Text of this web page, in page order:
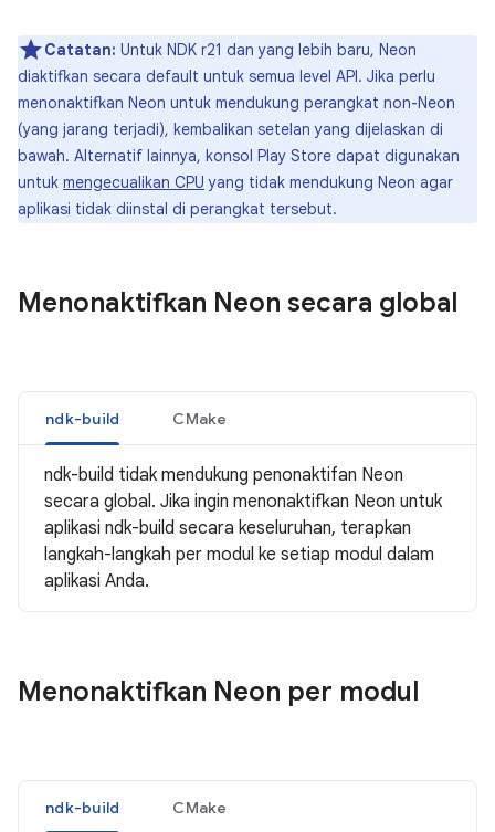
Catatan: Untuk NDK r21 dan yang lebih baru, Neon
diaktifkan secara default untuk semua level API. Jika perlu
menonaktifkan Neon untuk mendukung perangkat non-Neon
(yang jarang terjadi), kembalikan setelan yang dijelaskan di
bawah. Alternatif lainnya, konsol Play Store dapat digunakan
untuk mengecualikan CPU yang tidak mendukung Neon agar
aplikasi tidak diinstal di perangkat tersebut.
Menonaktifkan Neon secara global
ndk-build CMake
ndk-build tidak mendukung penonaktifan Neon
secara global. Jika ingin menonaktifkan Neon untuk
aplikasi ndk-build secara keseluruhan, terapkan
langkah-langkah per modul ke setiap modul dalam
aplikasi Anda.
Menonaktifkan Neon per modul
ndk-build CMake